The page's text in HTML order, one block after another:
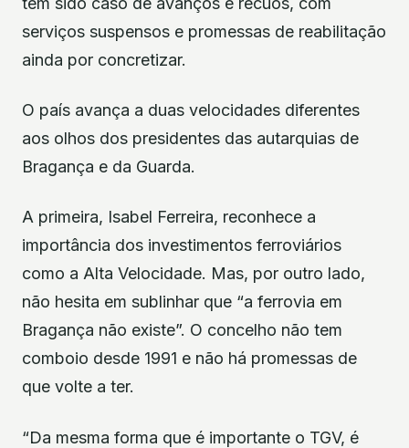
serviços suspensos e promessas de reabilitação
ainda por concretizar.
O país avança a duas velocidades diferentes
aos olhos dos presidentes das autarquias de
Bragança e da Guarda.
A primeira, Isabel Ferreira, reconhece a
importância dos investimentos ferroviários
como a Alta Velocidade. Mas, por outro lado,
não hesita em sublinhar que “a ferrovia em
Bragança não existe”. O concelho não tem
comboio desde 1991 e não há promessas de
que volte a ter.
“Da mesma forma que é importante o TGV, é